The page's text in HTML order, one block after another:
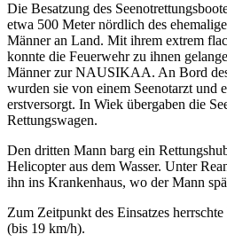
Die Besatzung des
etwa 500 Meter nördlich des
Männer an Land. Mit ihrem extrem
konnte die Feuerwehr zu ihnen
Männer zur NAUSIKAA. An Bord des
wurden sie von einem Seenotarzt und
erstversorgt. In Wiek übergaben die
Rettungswagen.
Den dritten Mann barg ein
Helicopter aus dem Wasser. Unter
ihn ins Krankenhaus, wo der Mann
Zum Zeitpunkt des Einsatzes
(bis 19 km/h).